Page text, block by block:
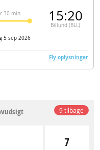
30 min 15:20
Billund (BLL)
5 sep 2026
Fly oplysninger
9 tilbage
7